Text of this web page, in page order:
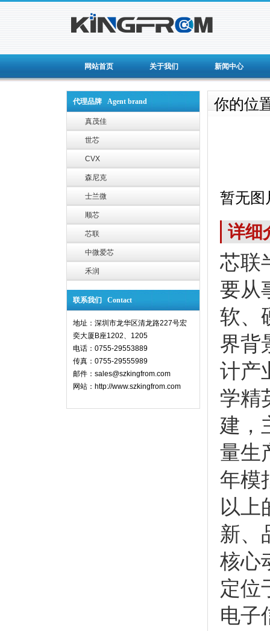
网站首页 关于我们 新闻中心
代理品牌 Agent brand
真茂佳
世芯
CVX
森尼克
士兰微
顺芯
芯联
中微爱芯
禾润
联系我们 Contact
地址：深圳市龙华区清龙路227号宏
奕大厦B座1202、1205
电话：0755-29553889
传真：0755-29555989
邮件：sales@szkingfrom.com
网站： http://www.szkingfrom.com
你的位
暂无图
详细
芯联
要从
软、
界背
计产
学精
建，
量生
年模
以上
新、
核心
定位
电子